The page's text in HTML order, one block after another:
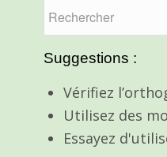
Suggestions :
Vérifiez
Utilisez des
Essayez